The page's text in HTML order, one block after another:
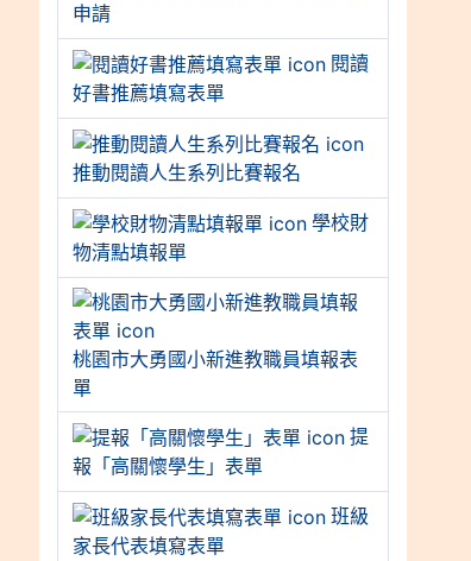
申請
閱讀
好書推薦填寫表單
推動閱讀人生系列比賽報名
學校財
物清點填報單
桃園市大勇國小新進教職員填報表
單
提
報「高關懷學生」表單
班級
家長代表填寫表單